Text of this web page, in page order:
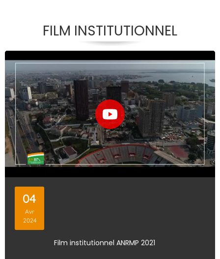
FILM INSTITUTIONNEL
Film institutionnel ANRMP 2021
04
Avr
2024